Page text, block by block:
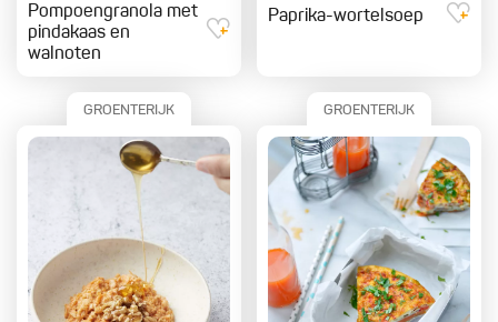
Pompoengranola met
pindakaas en
walnoten
Paprika-wortelsoep
GROENTERIJK GROENTERIJK